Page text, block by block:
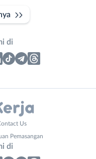
di
Us
Pemasangan
di